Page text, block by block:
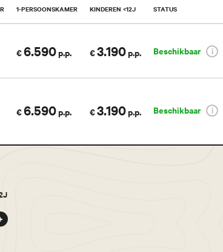
1-PERSOONSKAMER KINDEREN <12J STATUS
€6.590p.p. €3.190p.p. Beschikbaar
€6.590p.p. €3.190p.p. Beschikbaar